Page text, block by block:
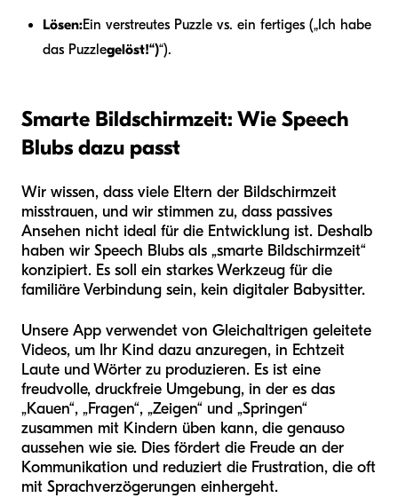
Lösen:Ein verstreutes Puzzle vs. ein fertiges („Ich habe
das Puzzlegelöst!“)“).
Smarte Bildschirmzeit: Wie Speech
Blubs dazu passt
Wir wissen, dass viele Eltern der Bildschirmzeit
misstrauen, und wir stimmen zu, dass passives
Ansehen nicht ideal für die Entwicklung ist. Deshalb
haben wir Speech Blubs als „smarte Bildschirmzeit“
konzipiert. Es soll ein starkes Werkzeug für die
familiäre Verbindung sein, kein digitaler Babysitter.
Unsere App verwendet von Gleichaltrigen geleitete
Videos, um Ihr Kind dazu anzuregen, in Echtzeit
Laute und Wörter zu produzieren. Es ist eine
freudvolle, druckfreie Umgebung, in der es das
„Kauen“, „Fragen“, „Zeigen“ und „Springen“
zusammen mit Kindern üben kann, die genauso
aussehen wie sie. Dies fördert die Freude an der
Kommunikation und reduziert die Frustration, die oft
mit Sprachverzögerungen einhergeht.